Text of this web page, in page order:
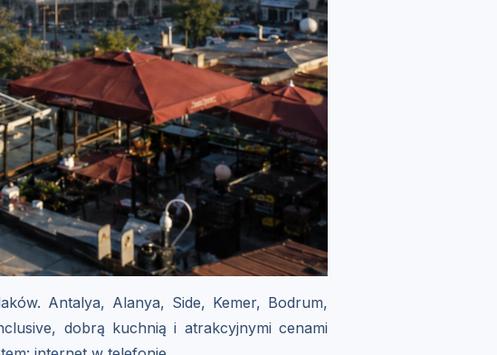
Antalya, Alanya, Side, Kemer, Bodrum,
dobrą kuchnią i atrakcyjnymi cenami